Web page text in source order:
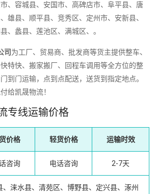
、容城县、安国市、高碑店市、阜平县、唐
雄县、顺平县、竞秀区、定州市、安新县、
、蠡县、莲池区、满城区、。
司为工厂、贸易商、批发商等货主提供整车、
特快、搬家搬厂、回程车调用等全方位的整
到门运输，点到点配送，送货到指定地点。
给凯晟物流！
专线运输价格
价格 轻货价格 运输时效
咨询 电话咨询 2-7天
、涞水县、清苑区、博野县、定兴县、涿州